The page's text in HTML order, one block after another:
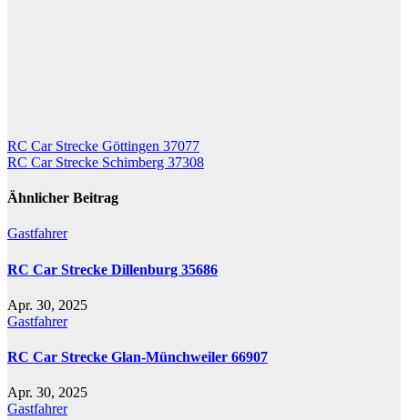
Beitragsnavigation
RC Car Strecke Göttingen 37077
RC Car Strecke Schimberg 37308
Ähnlicher Beitrag
Gastfahrer
RC Car Strecke Dillenburg 35686
Apr. 30, 2025
Gastfahrer
RC Car Strecke Glan-Münchweiler 66907
Apr. 30, 2025
Gastfahrer